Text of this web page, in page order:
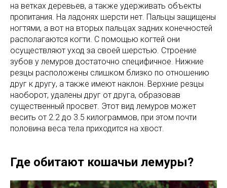
на ветках деревьев, а также удерживать объекты
пропитания. На ладонях шерсти нет. Пальцы защищены
ногтями, а вот на вторых пальцах задних конечностей
располагаются когти. С помощью когтей они
осуществляют уход за своей шерстью. Строение
зубов у лемуров достаточно специфичное. Нижние
резцы расположены слишком близко по отношению
друг к другу, а также имеют наклон. Верхние резцы
наоборот, удалены друг от друга, образовав
существенный просвет. Этот вид лемуров может
весить от 2.2 до 3.5 килограммов, при этом почти
половина веса тела приходится на хвост.
Где обитают кошачьи лемуры?